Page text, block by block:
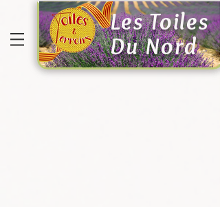
Les Toiles
Du Nord